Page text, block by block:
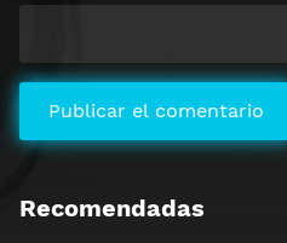
Recomendadas